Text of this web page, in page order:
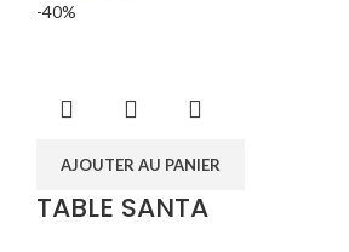
-40%
AJOUTER AU PANIER
TABLE SANTA